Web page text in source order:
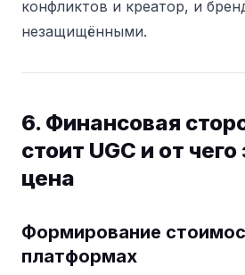
конфликтов и креатор, и
незащищёнными.
6. Финансовая
стоит UGC и от
цена
Формирование
платформах